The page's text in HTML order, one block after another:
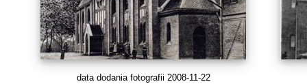
data dodania fotografii 2008-11-22